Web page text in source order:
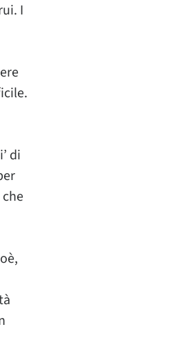
I
di